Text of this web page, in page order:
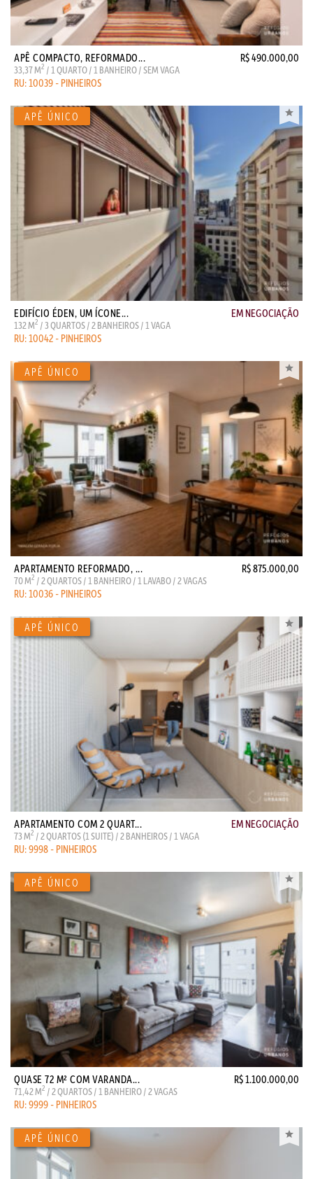
APÊ COMPACTO, REFORMADO... R$ 490.000,00
33,37 M2 / 1 QUARTO / 1 BANHEIRO / SEM VAGA
RU: 10039 - PINHEIROS
EDIFÍCIO ÉDEN, UM ÍCONE... EM NEGOCIAÇÃO
132 M2 / 3 QUARTOS / 2 BANHEIROS / 1 VAGA
RU: 10042 - PINHEIROS
APARTAMENTO REFORMADO, ... R$ 875.000,00
70 M2 / 2 QUARTOS / 1 BANHEIRO / 1 LAVABO / 2 VAGAS
RU: 10036 - PINHEIROS
APARTAMENTO COM 2 QUART... EM NEGOCIAÇÃO
73 M2 / 2 QUARTOS (1 SUITE) / 2 BANHEIROS / 1 VAGA
RU: 9998 - PINHEIROS
QUASE 72 M² COM VARANDA... R$ 1.100.000,00
71,42 M2 / 2 QUARTOS / 1 BANHEIRO / 2 VAGAS
RU: 9999 - PINHEIROS